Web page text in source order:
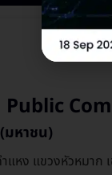
มหาชน)
หง แขวงหัวหมาก